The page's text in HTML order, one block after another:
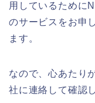
用しているために
のサービスをお申
ます。
なので、心あたり
社に連絡して確認